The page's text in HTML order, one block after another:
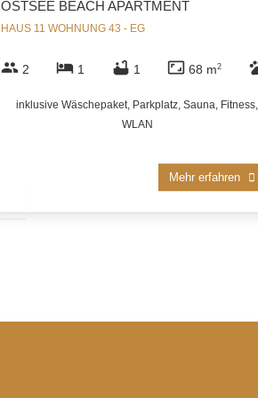
OSTSEE BEACH APARTMENT
HAUS 11 WOHNUNG 43 - EG
group 2 hotel 1 bathtub 1 aspect_ratio 68 m2
inklusive Wäschepaket, Parkplatz, Sauna, Fitness,
WLAN
Mehr erfahren